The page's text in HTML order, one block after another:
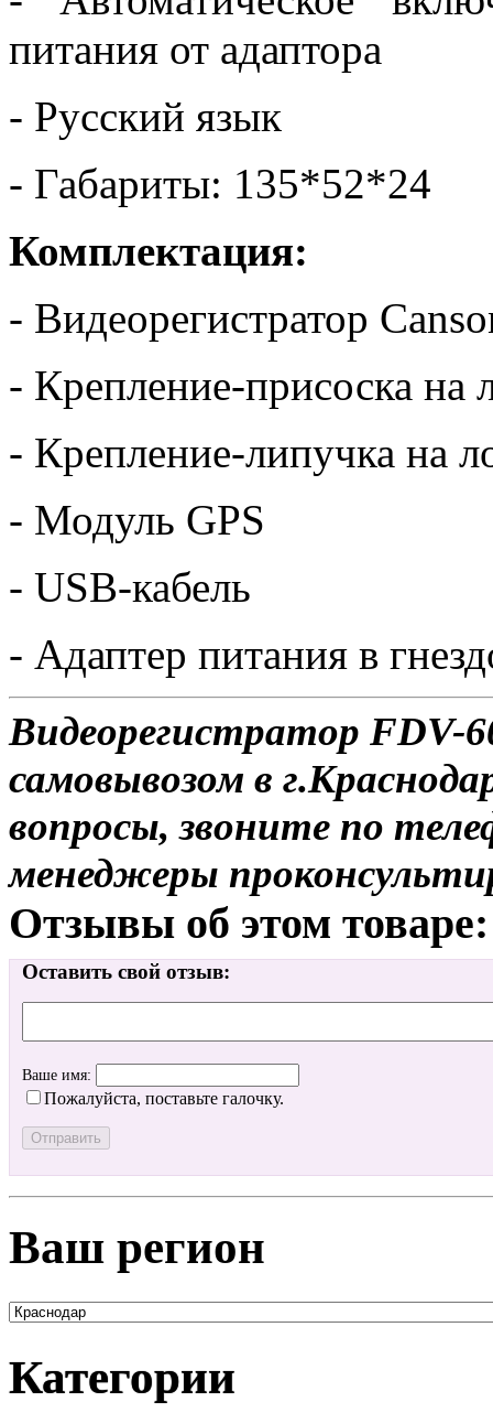
питания от адаптора
- Русский язык
- Габариты: 135*52*24
Комплектация:
- Видеорегистратор
- Крепление-присоска на
- Крепление-липучка на
- Модуль GPS
- USB-кабель
- Адаптер питания в
Видеорегистратор FDV-
самовывозом в
вопросы, звоните по
менеджеры
Отзывы об этом товаре:
Оставить свой отзыв:
Ваше имя:
Пожалуйста, поставьте галочку.
Ваш регион
Категории